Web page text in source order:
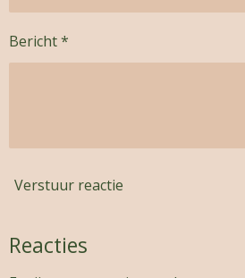
Bericht *
Verstuur reactie
Reacties